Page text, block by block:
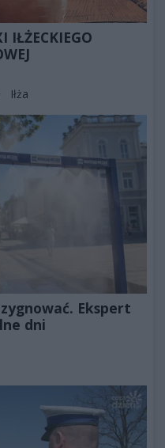
IŁŻECKIEGO
Iłża
Ekspert
dni